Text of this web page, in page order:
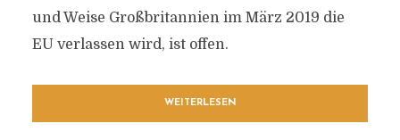
und Weise Großbritannien im März 2019 die
EU verlassen wird, ist offen.
WEITERLESEN